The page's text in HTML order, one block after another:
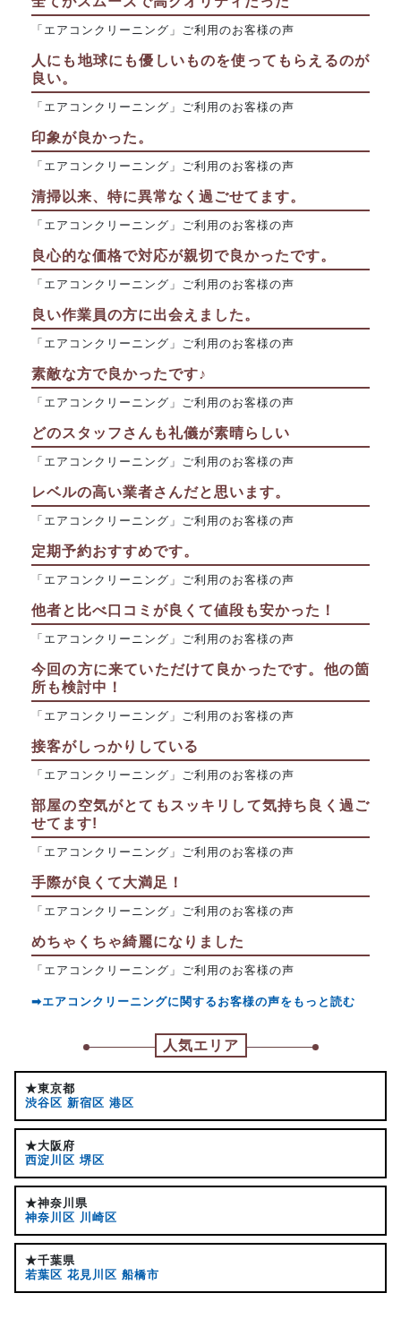
「エアコンクリーニング」ご利用のお客様の声
人にも地球にも優しいものを使ってもらえるのが
良い。
「エアコンクリーニング」ご利用のお客様の声
印象が良かった。
「エアコンクリーニング」ご利用のお客様の声
清掃以来、特に異常なく過ごせてます。
「エアコンクリーニング」ご利用のお客様の声
良心的な価格で対応が親切で良かったです。
「エアコンクリーニング」ご利用のお客様の声
良い作業員の方に出会えました。
「エアコンクリーニング」ご利用のお客様の声
素敵な方で良かったです♪
「エアコンクリーニング」ご利用のお客様の声
どのスタッフさんも礼儀が素晴らしい
「エアコンクリーニング」ご利用のお客様の声
レベルの高い業者さんだと思います。
「エアコンクリーニング」ご利用のお客様の声
定期予約おすすめです。
「エアコンクリーニング」ご利用のお客様の声
他者と比べ口コミが良くて値段も安かった！
「エアコンクリーニング」ご利用のお客様の声
今回の方に来ていただけて良かったです。他の箇
所も検討中！
「エアコンクリーニング」ご利用のお客様の声
接客がしっかりしている
「エアコンクリーニング」ご利用のお客様の声
部屋の空気がとてもスッキリして気持ち良く過ご
せてます!
「エアコンクリーニング」ご利用のお客様の声
手際が良くて大満足！
「エアコンクリーニング」ご利用のお客様の声
めちゃくちゃ綺麗になりました
「エアコンクリーニング」ご利用のお客様の声
➡エアコンクリーニングに関するお客様の声をもっと読む
人気エリア
★東京都
渋谷区 新宿区 港区
★大阪府
西淀川区 堺区
★神奈川県
神奈川区 川崎区
★千葉県
若葉区 花見川区 船橋市